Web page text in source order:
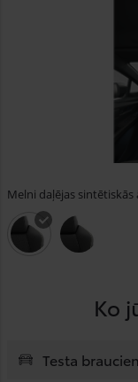
Melni daļējas sintētiskās
Ko
Testa